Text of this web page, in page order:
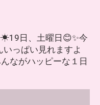
日、土曜日😊✨今
っぱい見れますよ
ながハッピーな１日